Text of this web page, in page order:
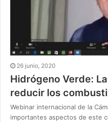
26 junio, 2020
Hidrógeno Verde:
reducir los
Webinar internacional de la
importantes aspectos de este